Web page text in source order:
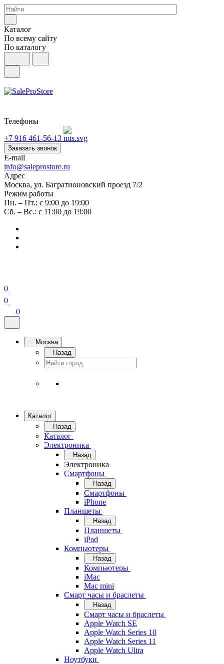
Каталог
По всему сайту
По каталогу
Телефоны
+7 916 461-56-13
Заказать звонок
E-mail
info@saleprostore.ru
Адрес
Москва, ул. Багратионовский проезд 7/2
Режим работы
Пн. – Пт.: с 9:00 до 19:00
Сб. – Вс.: с 11:00 до 19:00
0
0
0
Москва
Назад
Каталог
Назад
Каталог
Электроника
Назад
Электроника
Смартфоны
Назад
Смартфоны
iPhone
Планшеты
Назад
Планшеты
iPad
Компьютеры
Назад
Компьютеры
iMac
Mac mini
Смарт часы и браслеты
Назад
Смарт часы и браслеты
Apple Watch SE
Apple Watch Series 10
Apple Watch Series 11
Apple Watch Ultra
Ноутбуки